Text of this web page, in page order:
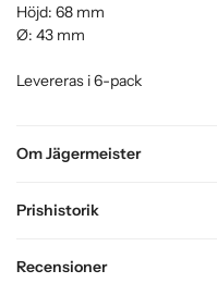
Om Jägermeister
Prishistorik
Recensioner
Höjd: 68 mm
Ø: 43 mm
Levereras i 6-pack